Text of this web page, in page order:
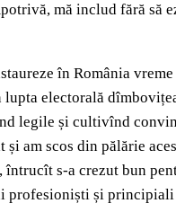
mă includ fără să
în România
electorală
legile și cultivînd
am scos din pălărie
s-a crezut bun
și principiali